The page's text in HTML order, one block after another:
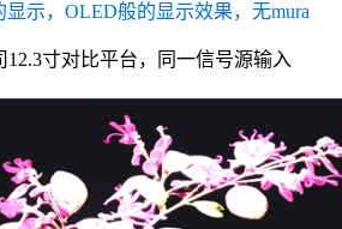
示，OLED般的显示效果，无mura
12.3寸对比平台，同一信号源输入